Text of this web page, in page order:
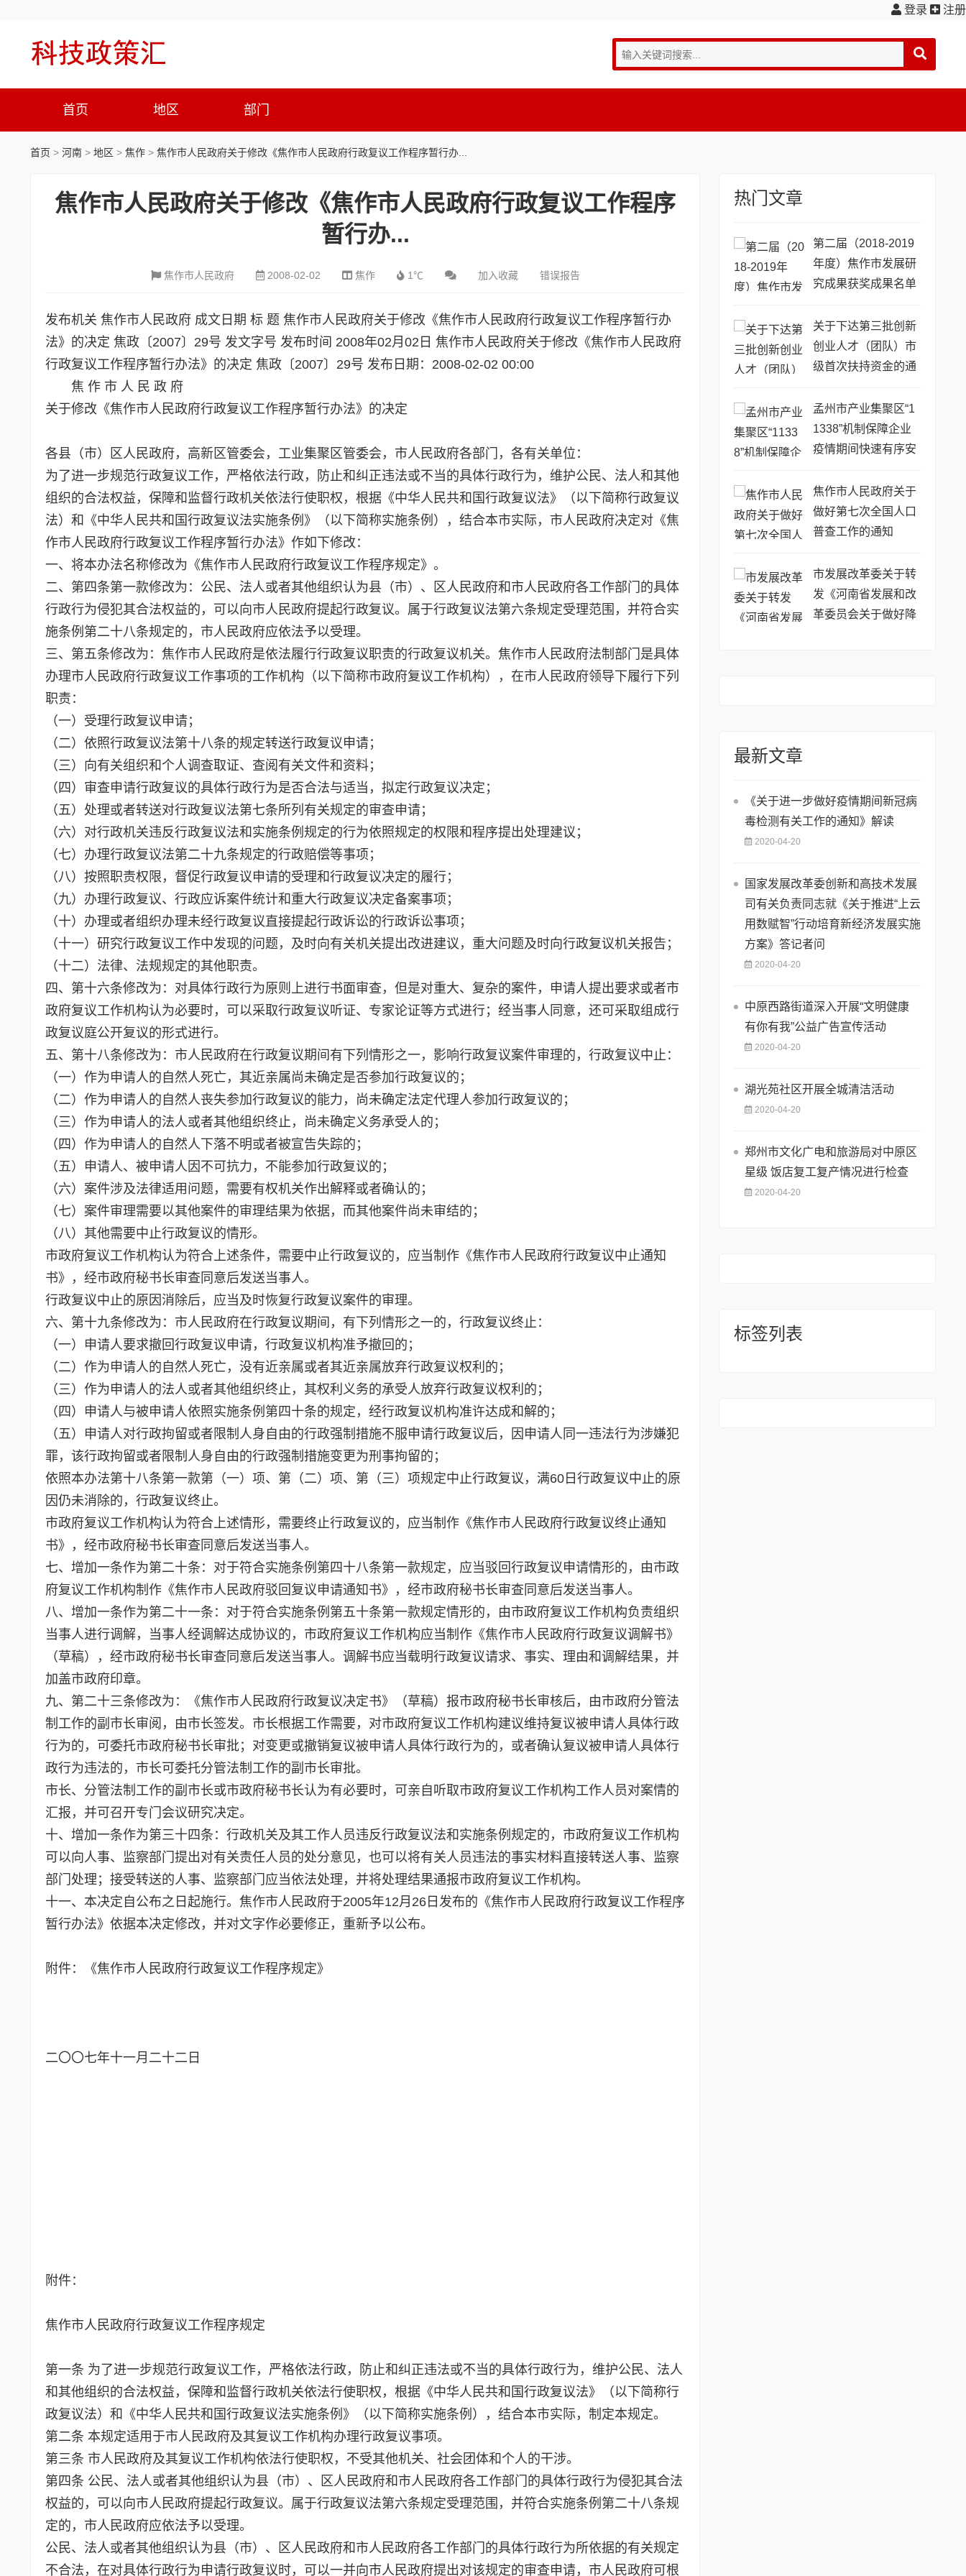
登录 注册
首页 地区 部门
首页 > 河南 > 地区 > 焦作 > 焦作市人民政府关于修改《焦作市人民政府行政复议工作程序暂行办...
焦作市人民政府关于修改《焦作市人民政府行政复议工作程序
暂行办...
焦作市人民政府 2008-02-02 焦作 1℃ 加入收藏 错误报告
发布机关 焦作市人民政府 成文日期 标 题 焦作市人民政府关于修改《焦作市人民政府行政复议工作程序暂行办
法》的决定 焦政〔2007〕29号 发文字号 发布时间 2008年02月02日 焦作市人民政府关于修改《焦作市人民政府
行政复议工作程序暂行办法》的决定 焦政〔2007〕29号 发布日期：2008-02-02 00:00
焦 作 市 人 民 政 府
关于修改《焦作市人民政府行政复议工作程序暂行办法》的决定
各县（市）区人民政府，高新区管委会，工业集聚区管委会，市人民政府各部门，各有关单位：
为了进一步规范行政复议工作，严格依法行政，防止和纠正违法或不当的具体行政行为，维护公民、法人和其他
组织的合法权益，保障和监督行政机关依法行使职权，根据《中华人民共和国行政复议法》（以下简称行政复议
法）和《中华人民共和国行政复议法实施条例》（以下简称实施条例），结合本市实际，市人民政府决定对《焦
作市人民政府行政复议工作程序暂行办法》作如下修改：
一、将本办法名称修改为《焦作市人民政府行政复议工作程序规定》。
二、第四条第一款修改为：公民、法人或者其他组织认为县（市）、区人民政府和市人民政府各工作部门的具体
行政行为侵犯其合法权益的，可以向市人民政府提起行政复议。属于行政复议法第六条规定受理范围，并符合实
施条例第二十八条规定的，市人民政府应依法予以受理。
三、第五条修改为：焦作市人民政府是依法履行行政复议职责的行政复议机关。焦作市人民政府法制部门是具体
办理市人民政府行政复议工作事项的工作机构（以下简称市政府复议工作机构），在市人民政府领导下履行下列
职责：
（一）受理行政复议申请；
（二）依照行政复议法第十八条的规定转送行政复议申请；
（三）向有关组织和个人调查取证、查阅有关文件和资料；
（四）审查申请行政复议的具体行政行为是否合法与适当，拟定行政复议决定；
（五）处理或者转送对行政复议法第七条所列有关规定的审查申请；
（六）对行政机关违反行政复议法和实施条例规定的行为依照规定的权限和程序提出处理建议；
（七）办理行政复议法第二十九条规定的行政赔偿等事项；
（八）按照职责权限，督促行政复议申请的受理和行政复议决定的履行；
（九）办理行政复议、行政应诉案件统计和重大行政复议决定备案事项；
（十）办理或者组织办理未经行政复议直接提起行政诉讼的行政诉讼事项；
（十一）研究行政复议工作中发现的问题，及时向有关机关提出改进建议，重大问题及时向行政复议机关报告；
（十二）法律、法规规定的其他职责。
四、第十六条修改为：对具体行政行为原则上进行书面审查，但是对重大、复杂的案件，申请人提出要求或者市
政府复议工作机构认为必要时，可以采取行政复议听证、专家论证等方式进行；经当事人同意，还可采取组成行
政复议庭公开复议的形式进行。
五、第十八条修改为：市人民政府在行政复议期间有下列情形之一，影响行政复议案件审理的，行政复议中止：
（一）作为申请人的自然人死亡，其近亲属尚未确定是否参加行政复议的；
（二）作为申请人的自然人丧失参加行政复议的能力，尚未确定法定代理人参加行政复议的；
（三）作为申请人的法人或者其他组织终止，尚未确定义务承受人的；
（四）作为申请人的自然人下落不明或者被宣告失踪的；
（五）申请人、被申请人因不可抗力，不能参加行政复议的；
（六）案件涉及法律适用问题，需要有权机关作出解释或者确认的；
（七）案件审理需要以其他案件的审理结果为依据，而其他案件尚未审结的；
（八）其他需要中止行政复议的情形。
市政府复议工作机构认为符合上述条件，需要中止行政复议的，应当制作《焦作市人民政府行政复议中止通知
书》，经市政府秘书长审查同意后发送当事人。
行政复议中止的原因消除后，应当及时恢复行政复议案件的审理。
六、第十九条修改为：市人民政府在行政复议期间，有下列情形之一的，行政复议终止：
（一）申请人要求撤回行政复议申请，行政复议机构准予撤回的；
（二）作为申请人的自然人死亡，没有近亲属或者其近亲属放弃行政复议权利的；
（三）作为申请人的法人或者其他组织终止，其权利义务的承受人放弃行政复议权利的；
（四）申请人与被申请人依照实施条例第四十条的规定，经行政复议机构准许达成和解的；
（五）申请人对行政拘留或者限制人身自由的行政强制措施不服申请行政复议后，因申请人同一违法行为涉嫌犯
罪，该行政拘留或者限制人身自由的行政强制措施变更为刑事拘留的；
依照本办法第十八条第一款第（一）项、第（二）项、第（三）项规定中止行政复议，满60日行政复议中止的原
因仍未消除的，行政复议终止。
市政府复议工作机构认为符合上述情形，需要终止行政复议的，应当制作《焦作市人民政府行政复议终止通知
书》，经市政府秘书长审查同意后发送当事人。
七、增加一条作为第二十条：对于符合实施条例第四十八条第一款规定，应当驳回行政复议申请情形的，由市政
府复议工作机构制作《焦作市人民政府驳回复议申请通知书》，经市政府秘书长审查同意后发送当事人。
八、增加一条作为第二十一条：对于符合实施条例第五十条第一款规定情形的，由市政府复议工作机构负责组织
当事人进行调解，当事人经调解达成协议的，市政府复议工作机构应当制作《焦作市人民政府行政复议调解书》
（草稿），经市政府秘书长审查同意后发送当事人。调解书应当载明行政复议请求、事实、理由和调解结果，并
加盖市政府印章。
九、第二十三条修改为：《焦作市人民政府行政复议决定书》（草稿）报市政府秘书长审核后，由市政府分管法
制工作的副市长审阅，由市长签发。市长根据工作需要，对市政府复议工作机构建议维持复议被申请人具体行政
行为的，可委托市政府秘书长审批；对变更或撤销复议被申请人具体行政行为的，或者确认复议被申请人具体行
政行为违法的，市长可委托分管法制工作的副市长审批。
市长、分管法制工作的副市长或市政府秘书长认为有必要时，可亲自听取市政府复议工作机构工作人员对案情的
汇报，并可召开专门会议研究决定。
十、增加一条作为第三十四条：行政机关及其工作人员违反行政复议法和实施条例规定的，市政府复议工作机构
可以向人事、监察部门提出对有关责任人员的处分意见，也可以将有关人员违法的事实材料直接转送人事、监察
部门处理；接受转送的人事、监察部门应当依法处理，并将处理结果通报市政府复议工作机构。
十一、本决定自公布之日起施行。焦作市人民政府于2005年12月26日发布的《焦作市人民政府行政复议工作程序
暂行办法》依据本决定修改，并对文字作必要修正，重新予以公布。
附件：《焦作市人民政府行政复议工作程序规定》
二〇〇七年十一月二十二日
附件：
焦作市人民政府行政复议工作程序规定
第一条 为了进一步规范行政复议工作，严格依法行政，防止和纠正违法或不当的具体行政行为，维护公民、法人
和其他组织的合法权益，保障和监督行政机关依法行使职权，根据《中华人民共和国行政复议法》（以下简称行
政复议法）和《中华人民共和国行政复议法实施条例》（以下简称实施条例），结合本市实际，制定本规定。
第二条 本规定适用于市人民政府及其复议工作机构办理行政复议事项。
第三条 市人民政府及其复议工作机构依法行使职权，不受其他机关、社会团体和个人的干涉。
第四条 公民、法人或者其他组织认为县（市）、区人民政府和市人民政府各工作部门的具体行政行为侵犯其合法
权益的，可以向市人民政府提起行政复议。属于行政复议法第六条规定受理范围，并符合实施条例第二十八条规
定的，市人民政府应依法予以受理。
公民、法人或者其他组织认为县（市）、区人民政府和市人民政府各工作部门的具体行政行为所依据的有关规定
不合法，在对具体行政行为申请行政复议时，可以一并向市人民政府提出对该规定的审查申请，市人民政府可根
热门文章
第二届（2018-2019
年度）焦作市发展研
究成果获奖成果名单
关于下达第三批创新
创业人才（团队）市
级首次扶持资金的通
孟州市产业集聚区“1
1338”机制保障企业
疫情期间快速有序安
焦作市人民政府关于
做好第七次全国人口
普查工作的通知
市发展改革委关于转
发《河南省发展和改
革委员会关于做好降
最新文章
《关于进一步做好疫情期间新冠病
毒检测有关工作的通知》解读
2020-04-20
国家发展改革委创新和高技术发展
司有关负责同志就《关于推进“上云
用数赋智”行动培育新经济发展实施
方案》答记者问
2020-04-20
中原西路街道深入开展“文明健康
有你有我”公益广告宣传活动
2020-04-20
湖光苑社区开展全城清洁活动
2020-04-20
郑州市文化广电和旅游局对中原区
星级 饭店复工复产情况进行检查
2020-04-20
标签列表